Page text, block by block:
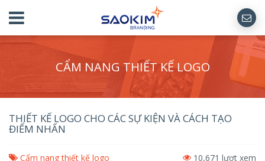
CẨM NANG THIẾT KẾ LOGO
THIẾT KẾ LOGO CHO CÁC SỰ KIỆN VÀ CÁCH TẠO
ĐIỂM NHẤN
Cẩm nang thiết kế logo 10,671 lượt xem